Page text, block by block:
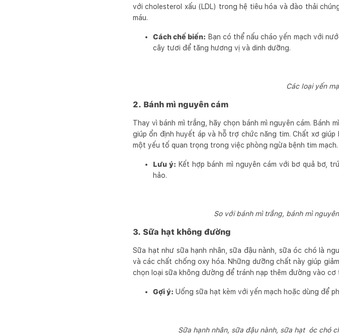
với cholesterol xấu (LDL) trong hệ tiêu hóa và đào thải
máu.
Cách chế biến: Bạn có thể nấu cháo yến mạch với
cây tươi để tăng hương vị và dinh dưỡng.
Các loại yến
2. Bánh mì nguyên cám
Thay vì bánh mì trắng, hãy chọn bánh mì nguyên cám. Bánh
giúp ổn định huyết áp và hỗ trợ chức năng tim. Chất xơ
một yếu tố quan trọng trong việc phòng ngừa bệnh tim mạch.
Lưu ý: Kết hợp bánh mì nguyên cám với bơ quả bơ,
hảo.
So với bánh mì trắng, bánh mì
3. Sữa hạt không đường
Sữa hạt như sữa hạnh nhân, sữa đậu nành, sữa óc chó là
và các chất chống oxy hóa. Những dưỡng chất này giúp
chọn loại sữa không đường để tránh nạp thêm đường vào cơ
Gợi ý: Uống sữa hạt kèm với yến mạch hoặc dùng để
Sữa hạnh nhân, sữa đậu nành, sữa hạt óc chó